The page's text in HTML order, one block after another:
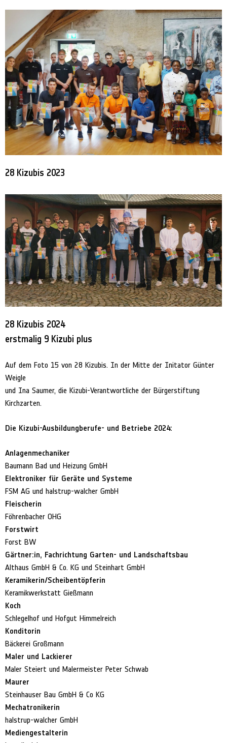
28 Kizubis 2023
28 Kizubis 2024
erstmalig 9 Kizubi plus
Auf dem Foto 15 von 28 Kizubis. In der Mitte der Initator Günter
Weigle
und Ina Saumer, die Kizubi-Verantwortliche der Bürgerstiftung
Kirchzarten.
Die Kizubi-Ausbildungberufe- und Betriebe 2024:
Anlagenmechaniker
Baumann Bad und Heizung GmbH
Elektroniker für Geräte und Systeme
FSM AG und halstrup-walcher GmbH
Fleischerin
Föhrenbacher OHG
Forstwirt
Forst BW
Gärtner:in, Fachrichtung Garten- und Landschaftsbau
Althaus GmbH & Co. KG und Steinhart GmbH
Keramikerin/Scheibentöpferin
Keramikwerkstatt Gießmann
Koch
Schlegelhof und Hofgut Himmelreich
Konditorin
Bäckerei Großmann
Maler und Lackierer
Maler Steiert und Malermeister Peter Schwab
Maurer
Steinhauser Bau GmbH & Co KG
Mechatronikerin
halstrup-walcher GmbH
Mediengestalterin